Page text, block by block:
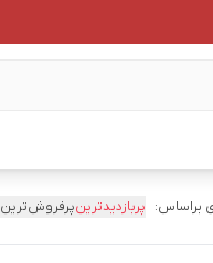
براساس: پربازدیدترینپرفروش‌ترین